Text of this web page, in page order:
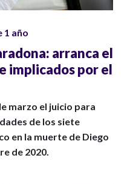
1 año
arranca el
implicados por el
marzo el juicio para
de los siete
en la muerte de Diego
de 2020.